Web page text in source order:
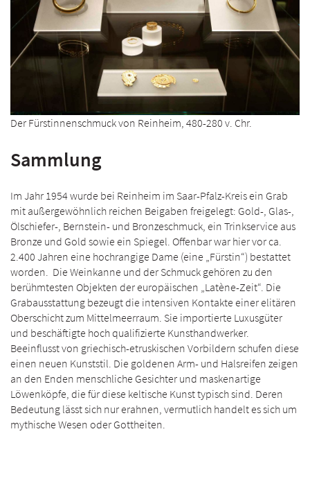
Sammlung
Im Jahr 1954 wurde bei Reinheim im Saar-Pfalz-Kreis ein Grab
mit außergewöhnlich reichen Beigaben freigelegt: Gold-, Glas-,
Ölschiefer-, Bernstein- und Bronzeschmuck, ein Trinkservice aus
Bronze und Gold sowie ein Spiegel. Offenbar war hier vor ca.
2.400 Jahren eine hochrangige Dame (eine „Fürstin“) bestattet
worden. Die Weinkanne und der Schmuck gehören zu den
berühmtesten Objekten der europäischen „Latène-Zeit“. Die
Grabausstattung bezeugt die intensiven Kontakte einer elitären
Oberschicht zum Mittelmeerraum. Sie importierte Luxusgüter
und beschäftigte hoch qualifizierte Kunsthandwerker.
Beeinflusst von griechisch-etruskischen Vorbildern schufen diese
einen neuen Kunststil. Die goldenen Arm- und Halsreifen zeigen
an den Enden menschliche Gesichter und maskenartige
Löwenköpfe, die für diese keltische Kunst typisch sind. Deren
Bedeutung lässt sich nur erahnen, vermutlich handelt es sich um
mythische Wesen oder Gottheiten.
Der Fürstinnenschmuck von Reinheim, 480-280 v. Chr.